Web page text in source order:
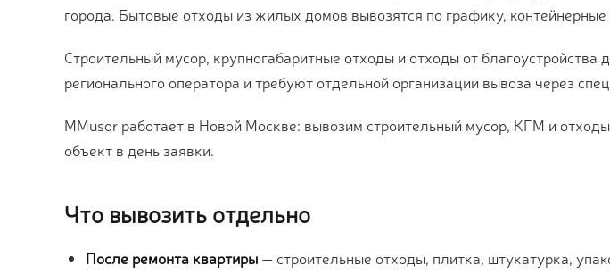
города. Бытовые отходы из жилых домов вывозятся по графику,
Строительный мусор, крупногабаритные отходы и отходы от
регионального оператора и требуют отдельной организации вывоза через
MMusor работает в Новой Москве: вывозим строительный мусор, КГМ и
объект в день заявки.
Что вывозить отдельно
После ремонта квартиры — строительные отходы, плитка, штукатурка,